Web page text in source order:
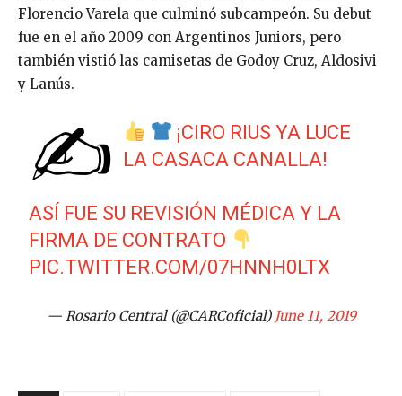
Florencio Varela que culminó subcampeón. Su debut
fue en el año 2009 con Argentinos Juniors, pero
también vistió las camisetas de Godoy Cruz, Aldosivi
y Lanús.
✍
¡CIRO RIUS YA LUCE
LA CASACA CANALLA!
ASÍ FUE SU REVISIÓN MÉDICA Y LA
FIRMA DE CONTRATO
PIC.TWITTER.COM/07HNNH0LTX
— Rosario Central (@CARCoficial) June 11, 2019